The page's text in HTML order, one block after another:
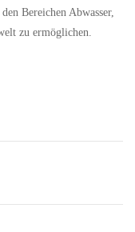
Bereichen Abwasser,
zu ermöglichen.